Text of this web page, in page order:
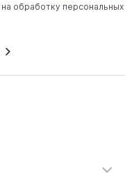
на обработку персональных